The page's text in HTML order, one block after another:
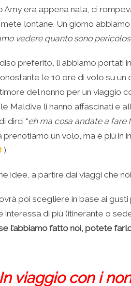
era appena nata, ci
lontane. Un giorno
vedere quanto sono
preferito, li abbiamo portati
le 10 ore di volo su un
del nonno per un viaggio
Maldive li hanno affascinati e
dirci “eh ma cosa andate a fare
un volo, ma è più in
).
idee, a partire dai viaggi che
poi scegliere in base ai gusti
interessa di più (itinerante o
l’abbiamo fatto noi, potete
In viaggio con i